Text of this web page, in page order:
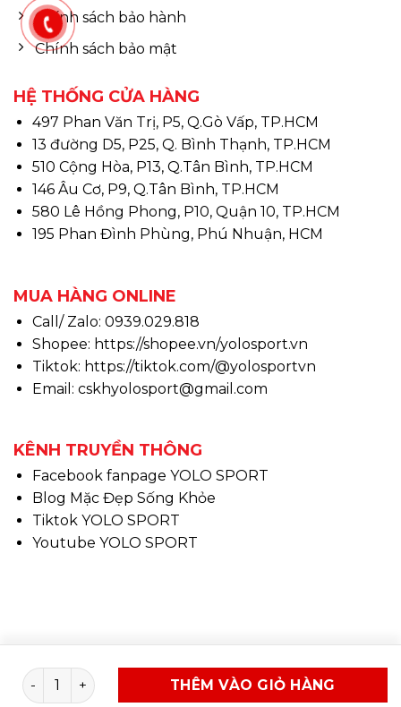
Chính sách bảo hành
Chính sách bảo mật
HỆ THỐNG CỬA HÀNG
497 Phan Văn Trị, P5, Q.Gò Vấp, TP.HCM
13 đường D5, P25, Q. Bình Thạnh, TP.HCM
510 Cộng Hòa, P13, Q.Tân Bình, TP.HCM
146 Âu Cơ, P9, Q.Tân Bình, TP.HCM
580 Lê Hồng Phong, P10, Quận 10, TP.HCM
195 Phan Đình Phùng, Phú Nhuận, HCM
MUA HÀNG ONLINE
Call/ Zalo: 0939.029.818
Shopee: https://shopee.vn/yolosport.vn
Tiktok: https://tiktok.com/@yolosportvn
Email: cskhyolosport@gmail.com
KÊNH TRUYỀN THÔNG
Facebook fanpage YOLO SPORT
Blog Mặc Đẹp Sống Khỏe
Tiktok YOLO SPORT
Youtube YOLO SPORT
Copyright 2026 ©www.yolosport.vn - Design & SEO
By YOLO SPORT
Dán gối lò xo 3 đai Aolikes 7618 (cái) số lượng
THÊM VÀO GIỎ HÀNG